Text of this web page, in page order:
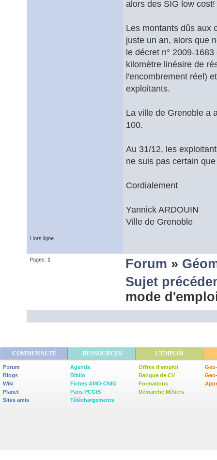
alors des SIG low cost!
Les montants dûs aux
juste un an, alors que
le décret n° 2009-
kilomètre linéaire de
l'encombrement réel)
exploitants.
La ville de Grenoble a
100.
Au 31/12, les
ne suis pas certain
Cordialement
Yannick ARDOUIN
Ville de Grenoble
Hors ligne
Pages: 1 Forum »
Sujet
mode
COMMUNAUTÉ RESSOURCES L'EMPLOI
Forum
Blogs
Wiki
Planet
Sites amis
Agenda
Biblio
Fiches AMO-CNIG
Paris PCGIS
Téléchargements
Offres d'emploi
Banque de CV
Formations
Démarche Métiers